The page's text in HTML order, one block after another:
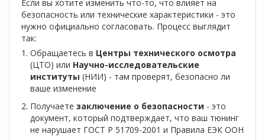
Если вы хотите изменить что-то, что влияет на
безопасность или технические характеристики - это
нужно официально согласовать. Процесс выглядит
так:
Обращаетесь в Центры технического осмотра
(ЦТО) или Научно-исследовательские
институты (НИИ) - там проверят, безопасно ли
ваше изменение
Получаете заключение о безопасности - это
документ, который подтверждает, что ваш тюнинг
не нарушает ГОСТ Р 51709-2001 и Правила ЕЭК ООН